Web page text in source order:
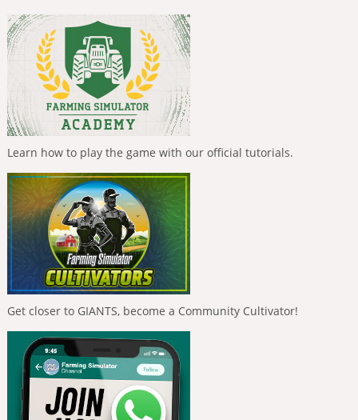
Learn how to play the game with our official tutorials.
Get closer to GIANTS, become a Community Cultivator!